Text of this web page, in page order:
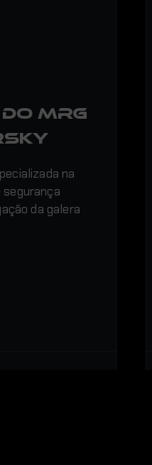
MRG
na
da galera